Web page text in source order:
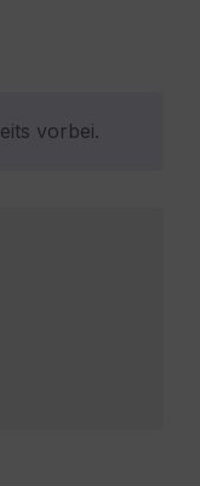
vorbei.